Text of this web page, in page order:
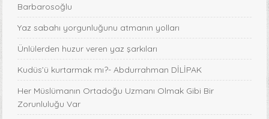
Barbarosoğlu
Yaz sabahı yorgunluğunu atmanın yolları
Ünlülerden huzur veren yaz şarkıları
Kudüs’ü kurtarmak mı?- Abdurrahman DİLİPAK
Her Müslümanın Ortadoğu Uzmanı Olmak Gibi Bir
Zorunluluğu Var